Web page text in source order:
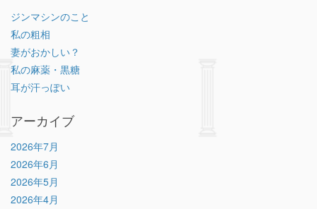
ジンマシンのこと
私の粗相
妻がおかしい？
私の麻薬・黒糖
耳が汗っぽい
アーカイブ
2026年7月
2026年6月
2026年5月
2026年4月